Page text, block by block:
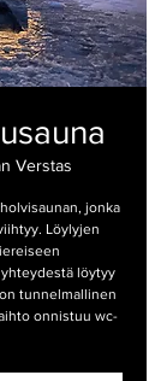
Verstas
jonka
Löylyjen
löytyy
tunnelmallinen
onnistuu wc-